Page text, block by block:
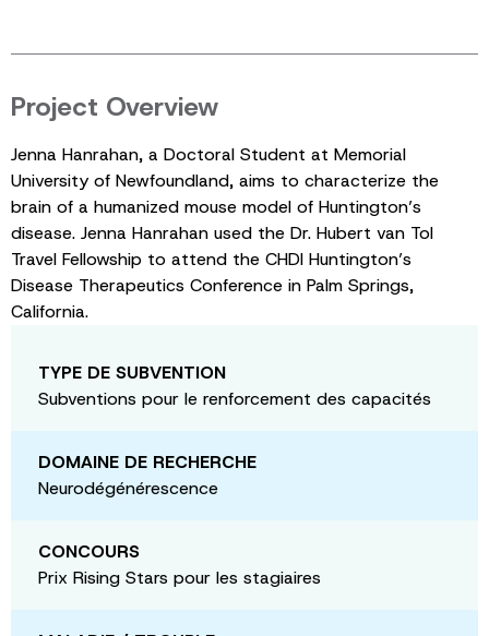
Project Overview
Jenna Hanrahan, a Doctoral Student at Memorial
University of Newfoundland, aims to characterize the
brain of a humanized mouse model of Huntington’s
disease. Jenna Hanrahan used the Dr. Hubert van Tol
Travel Fellowship to attend the CHDI Huntington’s
Disease Therapeutics Conference in Palm Springs,
California.
TYPE DE SUBVENTION
Subventions pour le renforcement des capacités
DOMAINE DE RECHERCHE
Neurodégénérescence
CONCOURS
Prix Rising Stars pour les stagiaires